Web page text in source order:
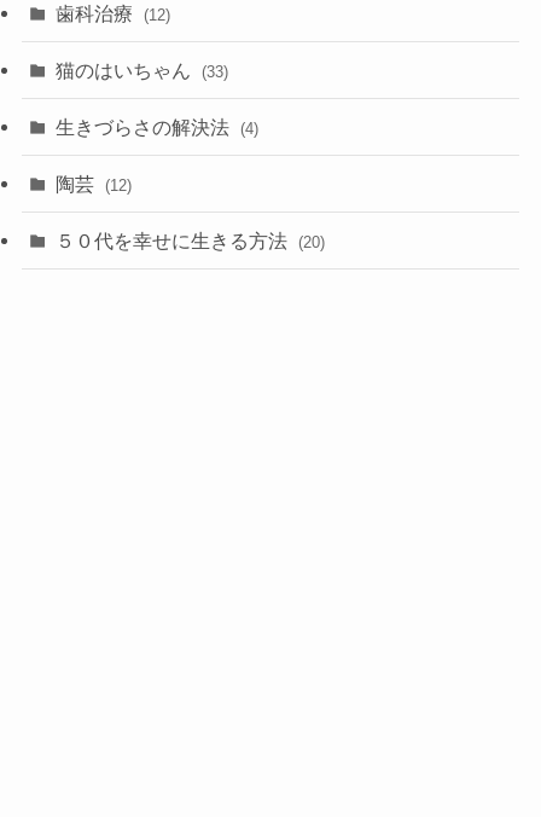
歯科治療 (12)
猫のはいちゃん (33)
生きづらさの解決法 (4)
陶芸 (12)
５０代を幸せに生きる方法 (20)